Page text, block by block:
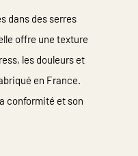
dans des serres
offre une texture
les douleurs et
en France.
conformité et son